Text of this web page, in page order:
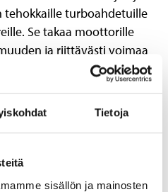
Tietoja
sisällön ja mainosten
tehokkaille turboahdetuille
Se takaa moottorille
ja riittävästi voimaa
seuraaville ajoneuvoille:
Audi/ Seat/ Skoda/
VW 508 00/509 00.